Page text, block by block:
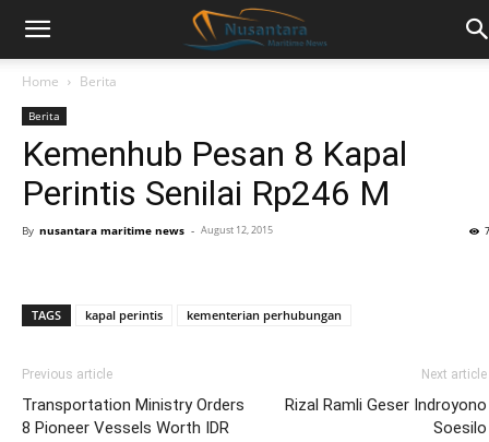
Home Berita
Berita
Kemenhub Pesan 8 Kapal
Perintis Senilai Rp246 M
By nusantara maritime news - August 12, 2015
TAGS kapal perintis kementerian perhubungan
Previous article
Transportation Ministry Orders
8 Pioneer Vessels Worth IDR
Next article
Rizal Ramli Geser Indroyono
Soesilo